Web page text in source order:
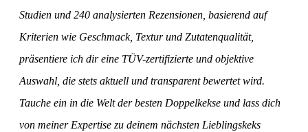
Studien und 240 analysierten Rezensionen, basierend auf
Kriterien wie Geschmack, Textur und Zutatenqualität,
präsentiere ich dir eine TÜV-zertifizierte und objektive
Auswahl, die stets aktuell und transparent bewertet wird.
Tauche ein in die Welt der besten Doppelkekse und lass dich
von meiner Expertise zu deinem nächsten Lieblingskeks